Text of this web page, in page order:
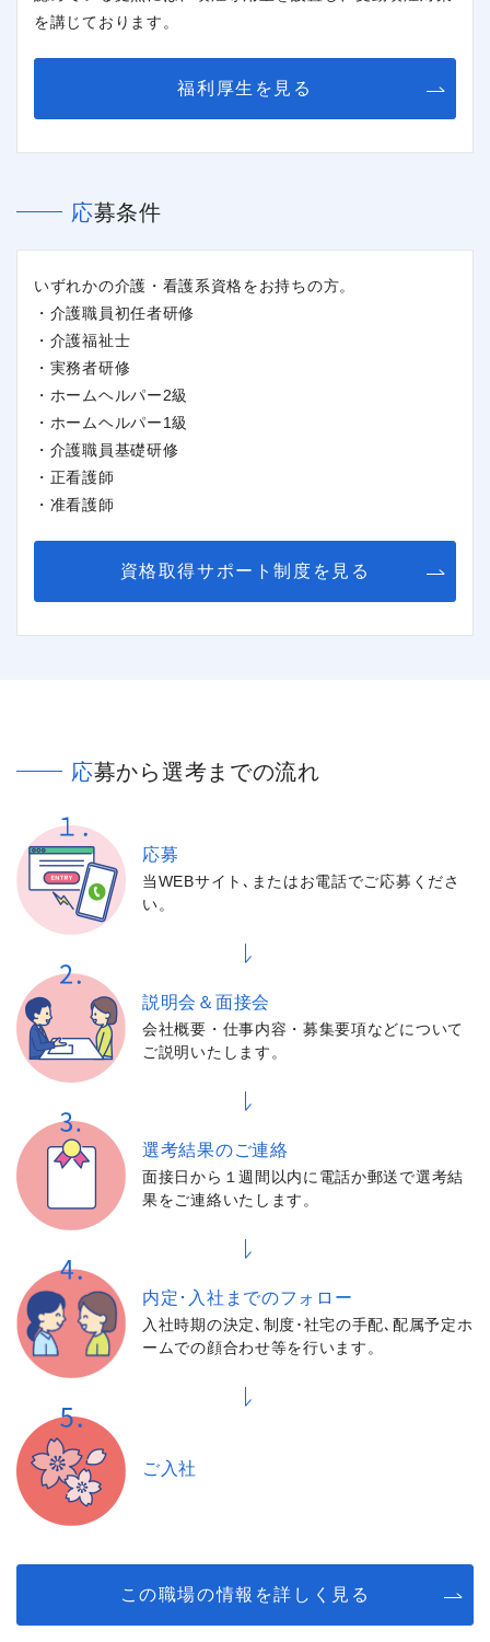
を講じております。
福利厚生を見る
応募条件
いずれかの介護・看護系資格をお持ちの方。
・介護職員初任者研修
・介護福祉士
・実務者研修
・ホームヘルパー2級
・ホームヘルパー1級
・介護職員基礎研修
・正看護師
・准看護師
資格取得サポート制度を見る
応募から選考までの流れ
応募
当WEBサイト､またはお電話でご応募くださ
い。
説明会＆面接会
会社概要・仕事内容・募集要項などについて
ご説明いたします。
選考結果のご連絡
面接日から１週間以内に電話か郵送で選考結
果をご連絡いたします。
内定･入社までのフォロー
入社時期の決定､制度･社宅の手配､配属予定ホ
ームでの顔合わせ等を行います。
ご入社
この職場の情報を詳しく見る